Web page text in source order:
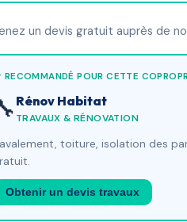
un devis gratuit auprès de
POUR CETTE
Rénov Habitat
TRAVAUX & RÉNOVATION
toiture, isolation des
Obtenir un devis travaux